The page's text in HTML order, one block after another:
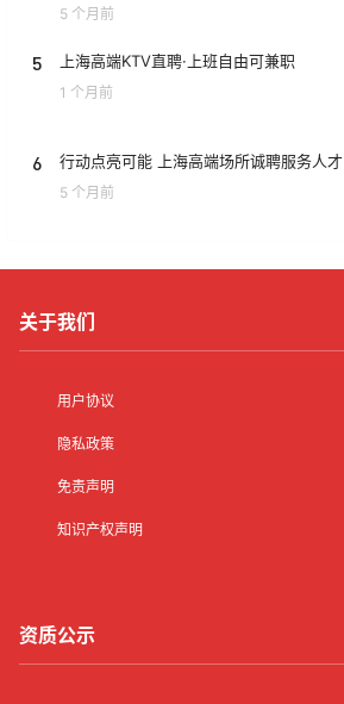
5 个月前
5 上海高端KTV直聘·上班自由可兼职
1 个月前
6 行动点亮可能 上海高端场所诚聘服务人才
5 个月前
关于我们
用户协议
隐私政策
免责声明
知识产权声明
资质公示